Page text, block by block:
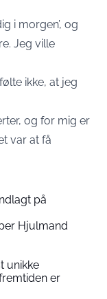
i morgen’, og
Jeg ville
ikke, at jeg
og for mig er
var at få
på
Hjulmand
unikke
er